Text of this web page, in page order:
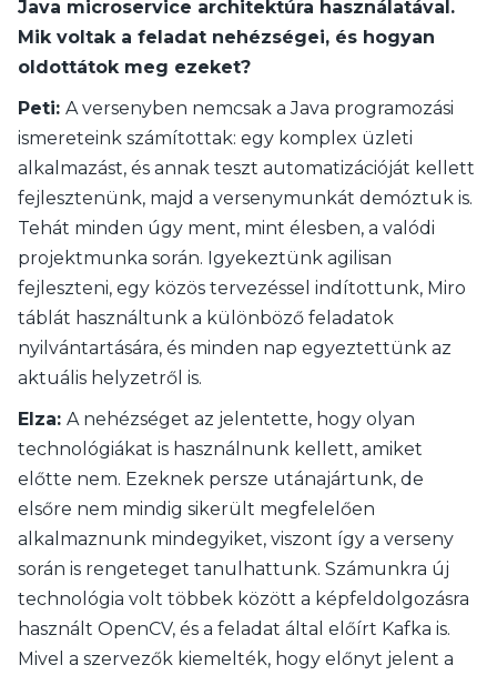
Java microservice architektúra használatával.
Mik voltak a feladat nehézségei, és hogyan
oldottátok meg ezeket?
Peti: A versenyben nemcsak a Java programozási
ismereteink számítottak: egy komplex üzleti
alkalmazást, és annak teszt automatizációját kellett
fejlesztenünk, majd a versenymunkát demóztuk is.
Tehát minden úgy ment, mint élesben, a valódi
projektmunka során. Igyekeztünk agilisan
fejleszteni, egy közös tervezéssel indítottunk, Miro
táblát használtunk a különböző feladatok
nyilvántartására, és minden nap egyeztettünk az
aktuális helyzetről is.
Elza: A nehézséget az jelentette, hogy olyan
technológiákat is használnunk kellett, amiket
előtte nem. Ezeknek persze utánajártunk, de
elsőre nem mindig sikerült megfelelően
alkalmaznunk mindegyiket, viszont így a verseny
során is rengeteget tanulhattunk. Számunkra új
technológia volt többek között a képfeldolgozásra
használt OpenCV, és a feladat által előírt Kafka is.
Mivel a szervezők kiemelték, hogy előnyt jelent a